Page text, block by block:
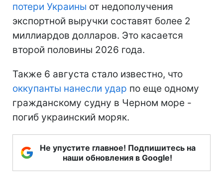
потери Украины от недополучения
экспортной выручки составят более 2
миллиардов долларов. Это касается
второй половины 2026 года.
Также 6 августа стало известно, что
оккупанты нанесли удар по еще одному
гражданскому судну в Черном море -
погиб украинский моряк.
Не упустите главное! Подпишитесь на
наши обновления в Google!